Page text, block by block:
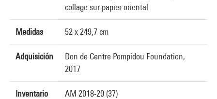
collage sur papier oriental
Medidas 52 x 249,7 cm
Adquisición
Don de Centre Pompidou Foundation,
2017
Inventario AM 2018-20 (37)